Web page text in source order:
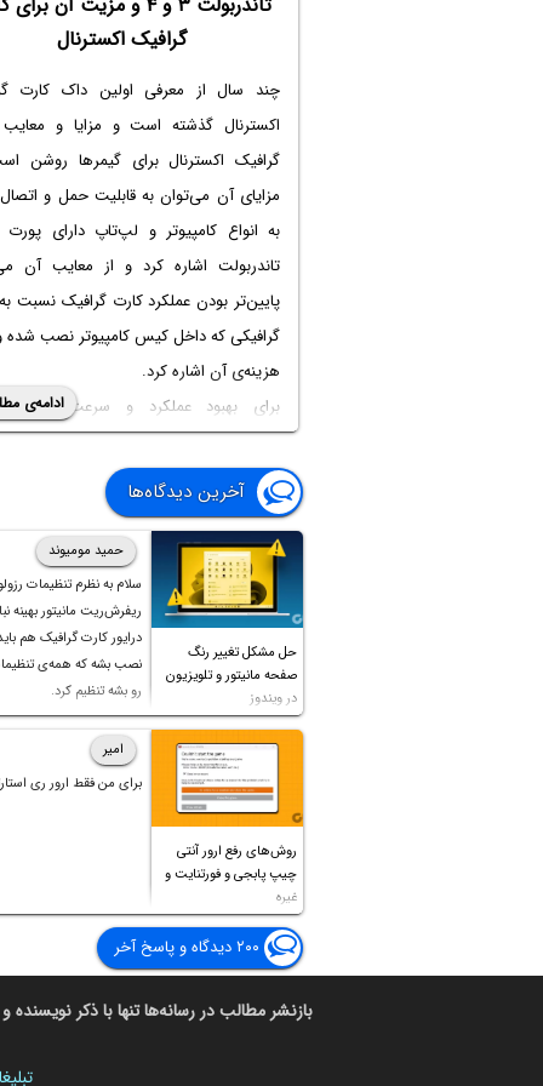
گرافیک اکسترنال
چند سال از معرفی اولین داک کارت
اکسترنال گذشته است و مزایا و
گرافیک اکسترنالبرای گیمرها روشن
مزایای آن می‌توان به قابلیت حمل و
به انواع کامپیوتر و لپ‌تاپ دارای
تاندربولت اشاره کرد و از معایب آن
پایین‌تر بودن عملکرد کارت گرافیک نسبت
گرافیکی که داخل کیس کامپیوتر نصب شده و
هزینه‌ی آن اشاره کرد.
برای بهبود عملکرد و سرعت کارت
اکسترنال، می‌توان از داک کارت گرافیک
با پورت تاندربولت ۵ استفاده کرد. اخیراً
محصولات با این پورت سریع معرفی شده
در ادامه به مزایای
آن با تاندربولت ۴ می‌پردازیم. با
باشید.
ادامه‌ی
آخرین دیدگاه‌ها
حل مشکل تغییر رنگ
صفحه مانیتور و تلویزیون
در ویندوز
حمید مومیوند
سلام به نظرم تنظیمات
ریفرش‌ریت مانیتور بهینه
درایور کارت گرافیک هم
نصب بشه که همه‌ی
رو بشه تنظیم کرد.
روش‌های رفع ارور آنتی
چیپ پابجی و فورتنایت و
غیره
امیر
برای من فقط ارور ری
۲۰۰ دیدگاه و پاسخ آخر
بازنشر مطالب در رسانه‌ها تنها با ذکر نویسنده